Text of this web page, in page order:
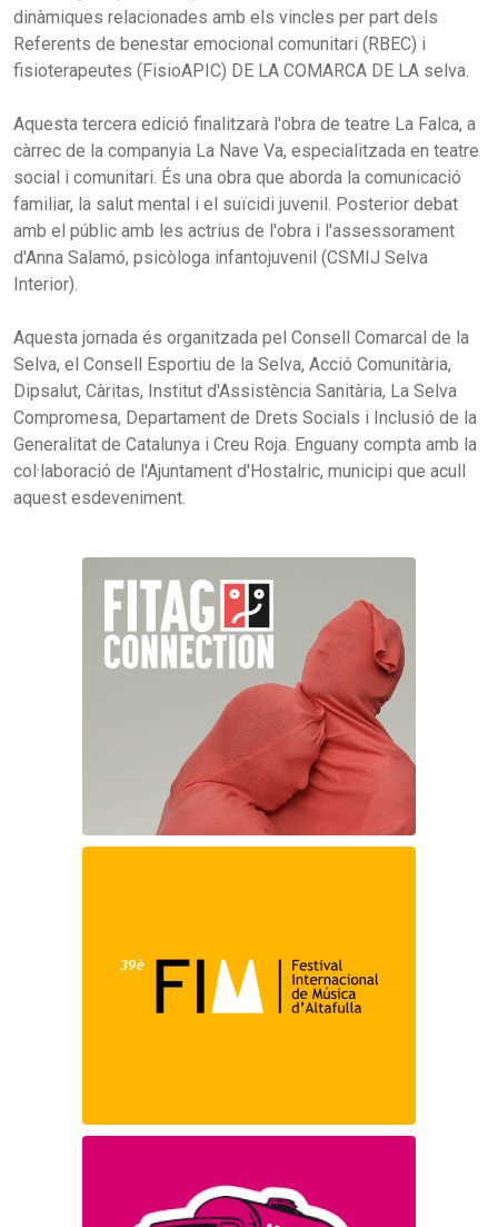
dinàmiques relacionades amb els vincles per part dels
Referents de benestar emocional comunitari (RBEC) i
fisioterapeutes (FisioAPIC) DE LA COMARCA DE LA selva.
Aquesta tercera edició finalitzarà l'obra de teatre La Falca, a
càrrec de la companyia La Nave Va, especialitzada en teatre
social i comunitari. És una obra que aborda la comunicació
familiar, la salut mental i el suïcidi juvenil. Posterior debat
amb el públic amb les actrius de l'obra i l'assessorament
d'Anna Salamó, psicòloga infantojuvenil (CSMIJ Selva
Interior).
Aquesta jornada és organitzada pel Consell Comarcal de la
Selva, el Consell Esportiu de la Selva, Acció Comunitària,
Dipsalut, Càritas, Institut d'Assistència Sanitària, La Selva
Compromesa, Departament de Drets Socials i Inclusió de la
Generalitat de Catalunya i Creu Roja. Enguany compta amb la
col·laboració de l'Ajuntament d'Hostalric, municipi que acull
aquest esdeveniment.